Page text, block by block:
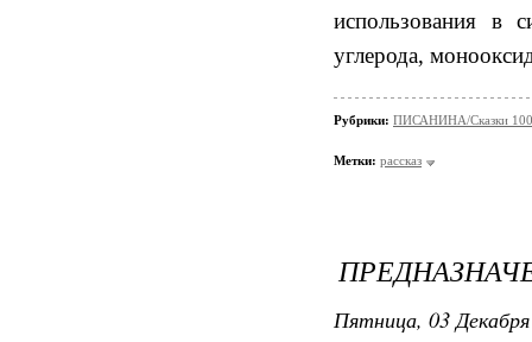
использования в
углерода,
Рубрики: ПИСАНИНА/Сказки
Метки: рассказ
Пятница, 03